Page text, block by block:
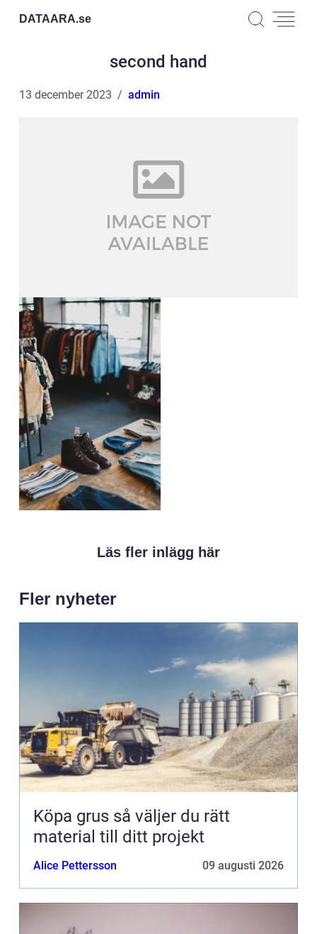
DATAARA.se
second hand
13 december 2023 admin
Läs fler inlägg här
Fler nyheter
Köpa grus så väljer du rätt
material till ditt projekt
Alice Pettersson 09 augusti 2026